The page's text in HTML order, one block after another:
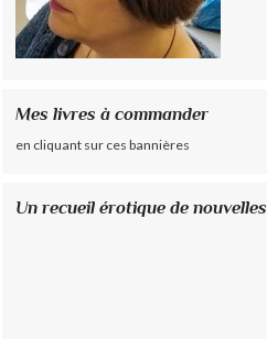
Mes livres à commander
en cliquant sur ces bannières
Un recueil érotique de nouvelles